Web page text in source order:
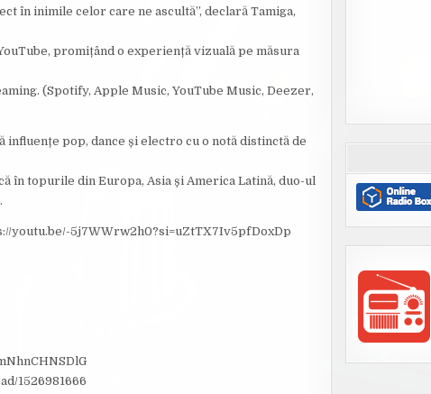
în inimile celor care ne ascultă”, declară Tamiga,
promițând o experiență vizuală pe măsura
(Spotify, Apple Music, YouTube Music, Deezer,
influențe pop, dance și electro cu o notă distinctă de
în topurile din Europa, Asia și America Latină, duo-ul
youtu.be/-5j7WWrw2h0?si=uZtTX7Iv5pfDoxDp
1526981666